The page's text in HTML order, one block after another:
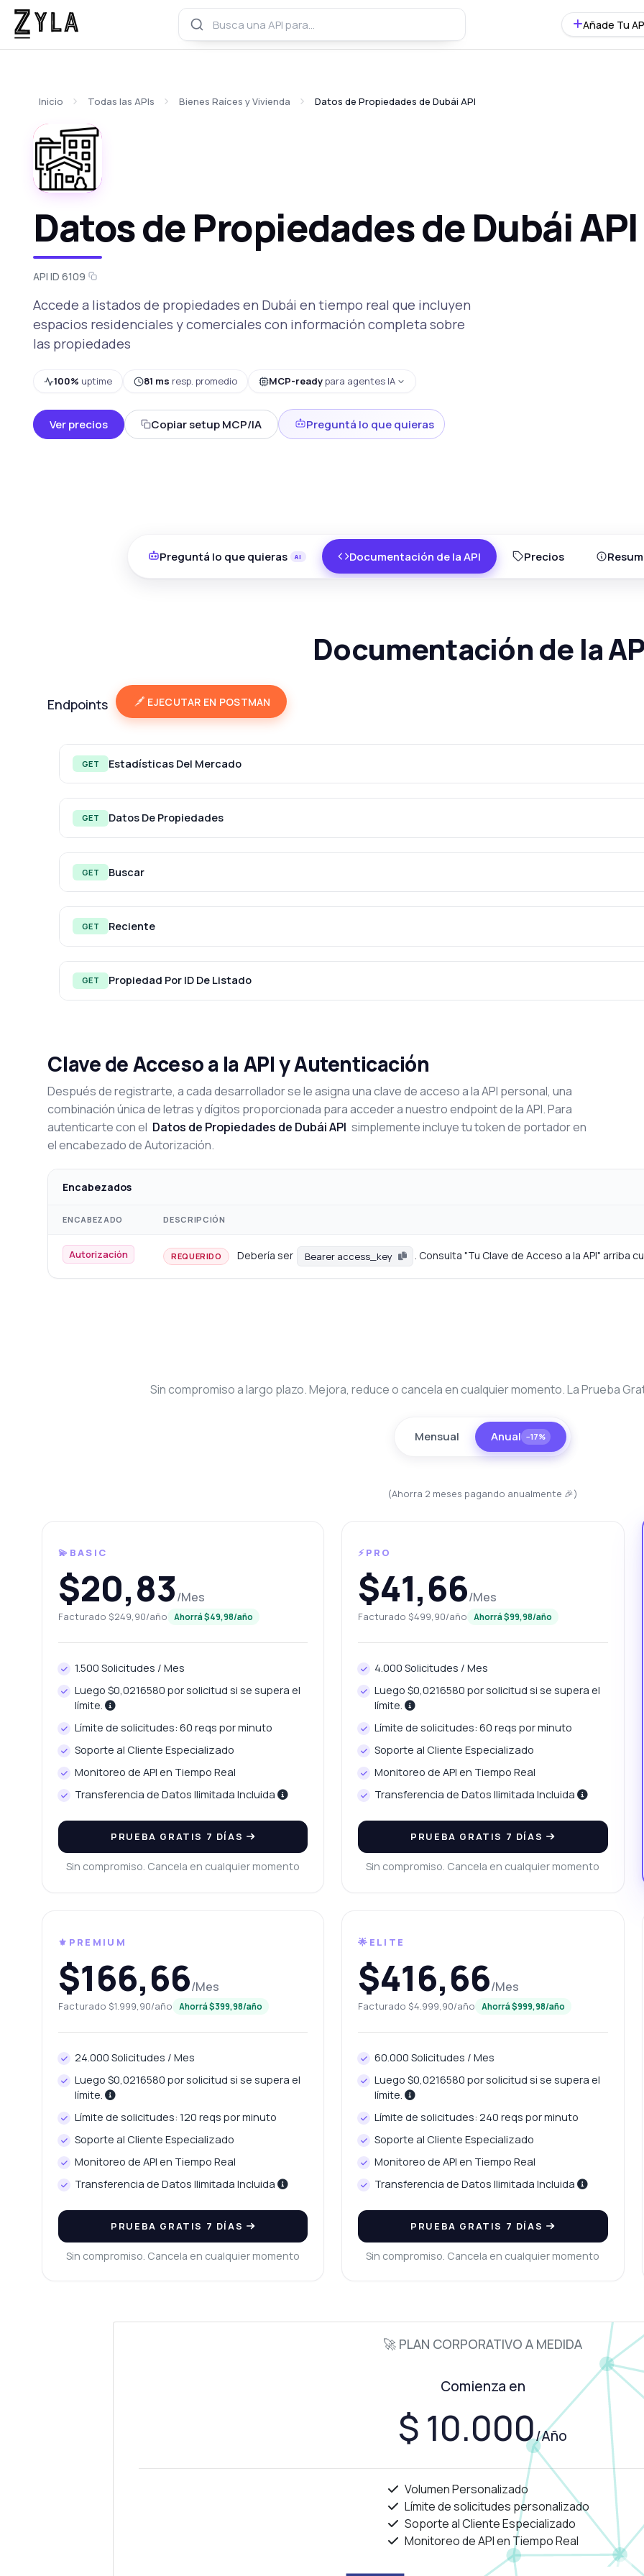
Añade Tu
Inicio Todas las APIs Bienes Raíces y Vivienda Datos de Propiedades de Dubái API
Datos de Propiedades de Dubái API
API ID 6109
Accede a listados de propiedades en Dubái en tiempo real que incluyen
espacios residenciales y comerciales con información completa sobre
las propiedades
100% uptime 81 ms resp. promedio MCP-readypara agentes IA
Ver precios Copiar setup MCP/IA Preguntá lo que quieras
Preguntá lo que quieras Documentación de la API Precios
Documentación de la
Endpoints EJECUTAR EN POSTMAN
GET Estadísticas Del Mercado
GET Datos De Propiedades
GET Buscar
GET Reciente
GET Propiedad Por ID De Listado
Clave de Acceso a la API y Autenticación
Después de registrarte, a cada desarrollador se le asigna una clave de acceso a la API personal, una
combinación única de letras y dígitos proporcionada para acceder a nuestro endpoint de la API. Para
autenticarte con el Datos de Propiedades de Dubái API simplemente incluye tu token de portador en
el encabezado de Autorización.
Encabezados
ENCABEZADO DESCRIPCIÓN
Autorización REQUERIDO Debería ser Bearer access_key . Consulta "Tu Clave de Acceso a la API" arriba
Sin compromiso a largo plazo. Mejora, reduce o cancela en cualquier momento. La Prueba
Mensual Anual −17%
(Ahorra 2 meses pagando anualmente 🎉)
💫BASIC
$20,83/Mes
Facturado $249,90/año Ahorrá $49,98/año
1.500 Solicitudes / Mes
Luego $0,0216580 por solicitud si se supera el
límite.
Límite de solicitudes: 60 reqs por minuto
Soporte al Cliente Especializado
Monitoreo de API en Tiempo Real
Transferencia de Datos Ilimitada Incluida
PRUEBA GRATIS 7 DÍAS
Sin compromiso. Cancela en cualquier momento
⚡PRO
$41,66/Mes
Facturado $499,90/año Ahorrá $99,98/año
4.000 Solicitudes / Mes
Luego $0,0216580 por solicitud si se supera el
límite.
Límite de solicitudes: 60 reqs por minuto
Soporte al Cliente Especializado
Monitoreo de API en Tiempo Real
Transferencia de Datos Ilimitada Incluida
PRUEBA GRATIS 7 DÍAS
Sin compromiso. Cancela en cualquier momento
⚜️PREMIUM
$166,66/Mes
Facturado $1.999,90/año Ahorrá $399,98/año
24.000 Solicitudes / Mes
Luego $0,0216580 por solicitud si se supera el
límite.
Límite de solicitudes: 120 reqs por minuto
Soporte al Cliente Especializado
Monitoreo de API en Tiempo Real
Transferencia de Datos Ilimitada Incluida
PRUEBA GRATIS 7 DÍAS
Sin compromiso. Cancela en cualquier momento
🌟ELITE
$416,66/Mes
Facturado $4.999,90/año Ahorrá $999,98/año
60.000 Solicitudes / Mes
Luego $0,0216580 por solicitud si se supera el
límite.
Límite de solicitudes: 240 reqs por minuto
Soporte al Cliente Especializado
Monitoreo de API en Tiempo Real
Transferencia de Datos Ilimitada Incluida
PRUEBA GRATIS 7 DÍAS
Sin compromiso. Cancela en cualquier momento
🚀 PLAN CORPORATIVO A MEDIDA
Comienza en
$ 10.000/Año
Volumen Personalizado
Límite de solicitudes personalizado
Soporte al Cliente Especializado
Monitoreo de API en Tiempo Real
¿Qué parámetros puedo usar para buscar?
¿Cómo puedo obtener la lista de agencias?
Respondido por Zyla AI · Prefiero preguntar a Soporte